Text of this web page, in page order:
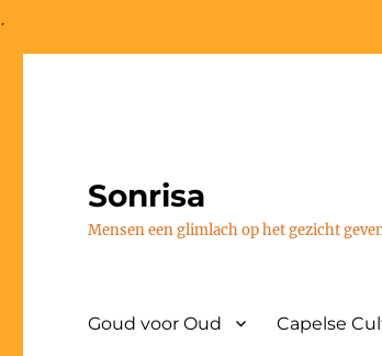
Sonrisa
Mensen een glimlach op het gezicht
Goud voor Oud Capelse